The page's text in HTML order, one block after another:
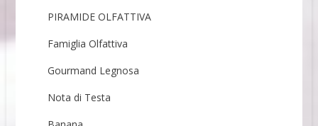
PIRAMIDE OLFATTIVA
Famiglia Olfattiva
Gourmand Legnosa
Nota di Testa